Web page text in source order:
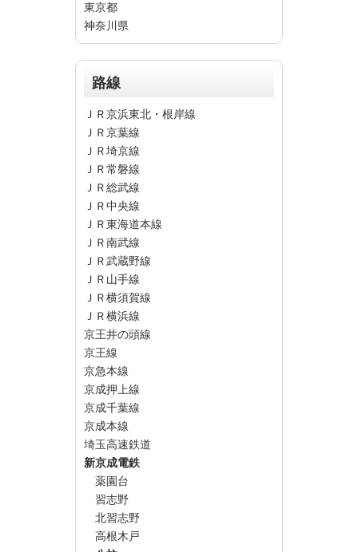
東京都
神奈川県
路線
ＪＲ京浜東北・根岸線
ＪＲ京葉線
ＪＲ埼京線
ＪＲ常磐線
ＪＲ総武線
ＪＲ中央線
ＪＲ東海道本線
ＪＲ南武線
ＪＲ武蔵野線
ＪＲ山手線
ＪＲ横須賀線
ＪＲ横浜線
京王井の頭線
京王線
京急本線
京成押上線
京成千葉線
京成本線
埼玉高速鉄道
新京成電鉄
薬園台
習志野
北習志野
高根木戸